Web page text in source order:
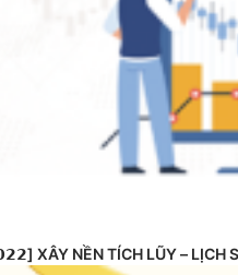
XÂY NỀN TÍCH LŨY – LỊCH